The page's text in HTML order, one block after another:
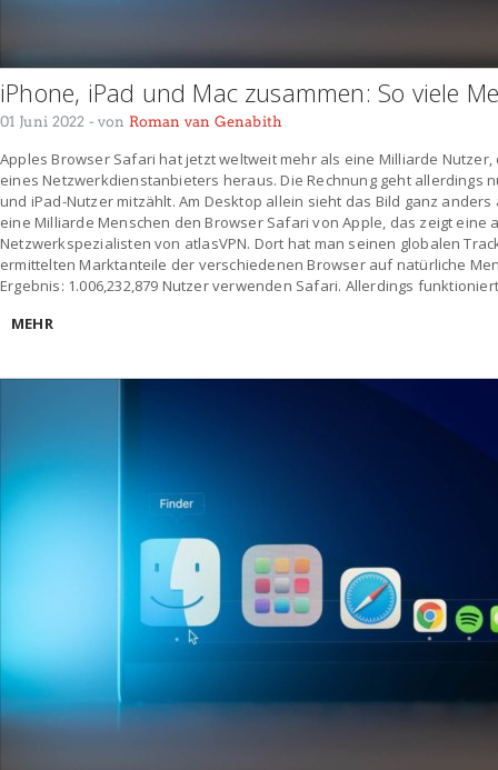
iPhone, iPad und Mac zusammen: So viele
01 Juni 2022 - von Roman van Genabith
Apples Browser Safari hat jetzt weltweit mehr als eine Milliarde
eines Netzwerkdienstanbieters heraus. Die Rechnung geht allerdings
und iPad-Nutzer mitzählt. Am Desktop allein sieht das Bild ganz
eine Milliarde Menschen den Browser Safari von Apple, das zeigt eine
Netzwerkspezialisten von atlasVPN. Dort hat man seinen globalen
ermittelten Marktanteile der verschiedenen Browser auf natürliche
Ergebnis: 1.006,232,879 Nutzer verwenden Safari. Allerdings
MEHR